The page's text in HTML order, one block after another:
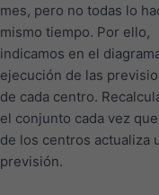
mes, pero no todas lo
mismo tiempo. Por ello,
indicamos en el
ejecución de las
de cada centro.
el conjunto cada vez
de los centros actualiza
previsión.